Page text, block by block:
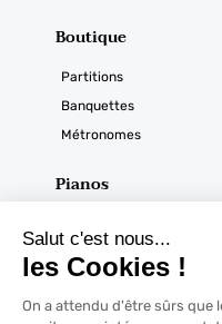
Boutique
Partitions
Banquettes
Métronomes
Pianos
Acoustiques
Numériques
Ouverture du